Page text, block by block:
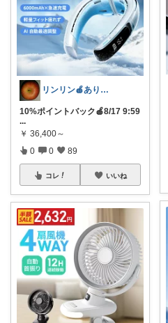
リンリン🍎ありがとうございます😊
10%ポイントバック🍎8/17 9:59
...
￥ 36,400～
0 0 89
コレ いいね